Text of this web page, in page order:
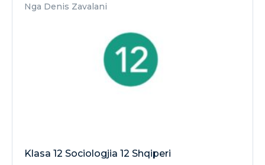
Nga Denis Zavalani
Klasa 12 Sociologjia 12 Shqiperi